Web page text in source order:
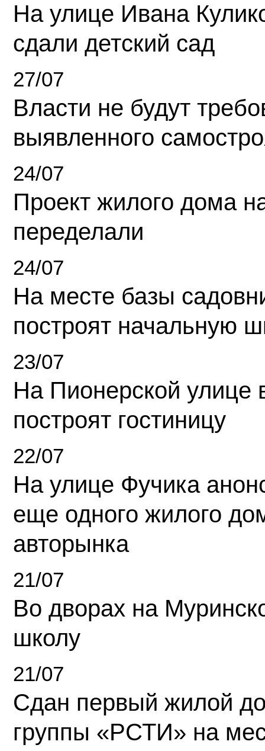
На улице Ивана
сдали детский сад
27/07
Власти не будут
выявленного
24/07
Проект жилого дома
переделали
24/07
На месте базы
построят начальную
23/07
На Пионерской улице
построят гостиницу
22/07
На улице Фучика
еще одного жилого
авторынка
21/07
Во дворах на
школу
21/07
Сдан первый жилой
группы «РСТИ» на